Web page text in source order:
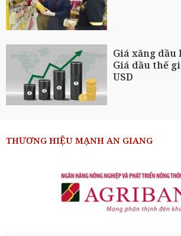
Giá xăng dầu
Giá dầu thế
USD
THƯƠNG HIỆU MẠNH AN GIANG